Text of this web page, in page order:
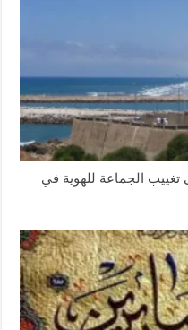
تغييب الجماعة للهوية في